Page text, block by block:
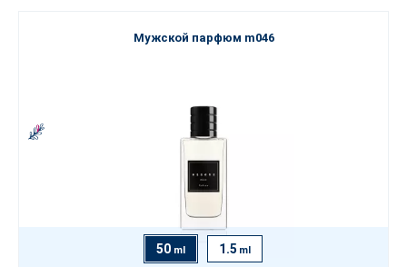
Мужской парфюм m046
50 ml 1.5 ml